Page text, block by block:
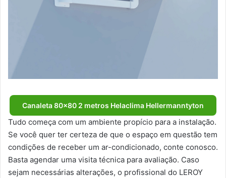
Canaleta 80×80 2 metros Helaclima Hellermanntyton
Tudo começa com um ambiente propício para a instalação.
Se você quer ter certeza de que o espaço em questão tem
condições de receber um ar-condicionado, conte conosco.
Basta agendar uma visita técnica para avaliação. Caso
sejam necessárias alterações, o profissional do LEROY